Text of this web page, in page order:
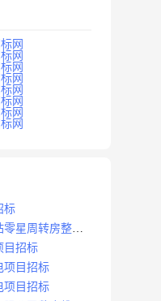
网
网
网
网
网
网
网
网
标
零星周转房整修
目招标
项目招标
项目招标